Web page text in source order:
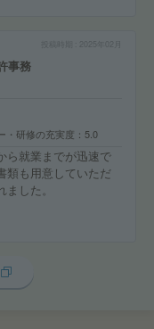
2025年02月
事務
・研修の充実度 5.0
ら就業までが迅速で
類も用意していただ
した。